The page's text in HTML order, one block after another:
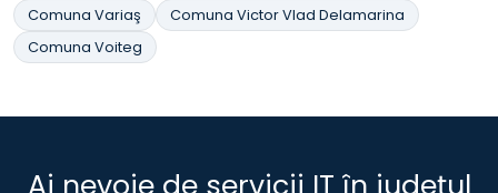
Comuna Variaş
Comuna Victor Vlad Delamarina
Comuna Voiteg